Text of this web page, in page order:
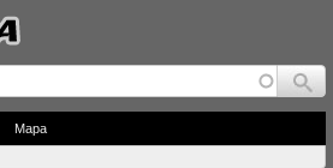
Jump to navigation
Mapa